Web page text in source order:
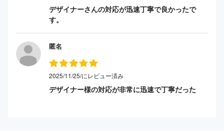
デザイナーさんの対応が迅速丁寧で良かったで
す。
匿名
2025/11/25/にレビュー済み
デザイナー様の対応が非常に迅速で丁寧だった